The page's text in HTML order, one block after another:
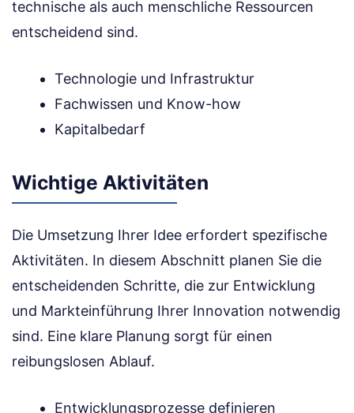
technische als auch menschliche Ressourcen
entscheidend sind.
Technologie und Infrastruktur
Fachwissen und Know-how
Kapitalbedarf
Wichtige Aktivitäten
Die Umsetzung Ihrer Idee erfordert spezifische
Aktivitäten. In diesem Abschnitt planen Sie die
entscheidenden Schritte, die zur Entwicklung
und Markteinführung Ihrer Innovation notwendig
sind. Eine klare Planung sorgt für einen
reibungslosen Ablauf.
Entwicklungsprozesse definieren